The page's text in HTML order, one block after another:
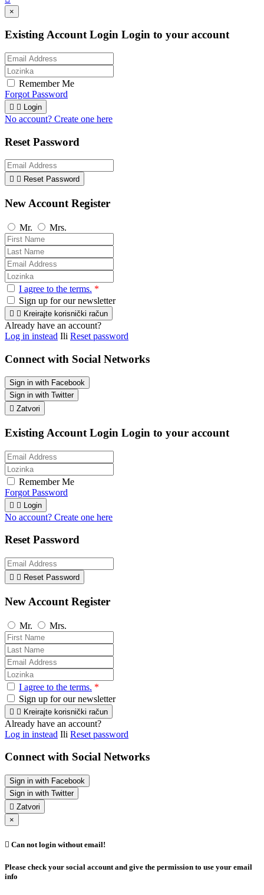
×
Existing Account Login Login to your account
Remember Me
Forgot Password
  Login
No account? Create one here
Reset Password
  Reset Password
New Account Register
Mr. Mrs.
I agree to the terms. *
Sign up for our newsletter
  Kreirajte korisnički račun
Already have an account?
Log in instead Ili Reset password
Connect with Social Networks
Sign in with Facebook
Sign in with Twitter
 Zatvori
Existing Account Login Login to your account
Remember Me
Forgot Password
  Login
No account? Create one here
Reset Password
  Reset Password
New Account Register
Mr. Mrs.
I agree to the terms. *
Sign up for our newsletter
  Kreirajte korisnički račun
Already have an account?
Log in instead Ili Reset password
Connect with Social Networks
Sign in with Facebook
Sign in with Twitter
 Zatvori
×
 Can not login without email!
Please check your social account and give the permission to use your email
info